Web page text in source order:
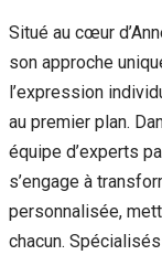
Situé au cœur
son approche
l’expression
au premier plan.
équipe d’experts
s’engage à
personnalisée,
chacun.